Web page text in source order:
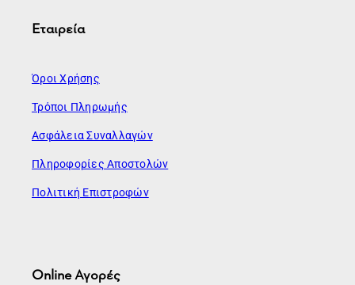
Εταιρεία
Όροι Χρήσης
Τρόποι Πληρωμής
Ασφάλεια Συναλλαγών
Πληροφορίες Αποστολών
Πολιτική Επιστροφών
Online Αγορές